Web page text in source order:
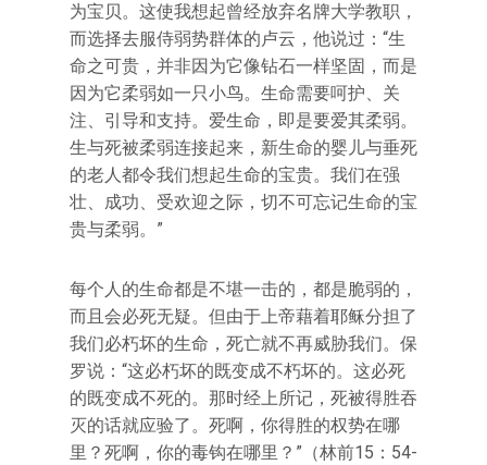
为宝贝。这使我想起曾经放弃名牌大学教职，
而选择去服侍弱势群体的卢云，他说过：“生
命之可贵，并非因为它像钻石一样坚固，而是
因为它柔弱如一只小鸟。生命需要呵护、关
注、引导和支持。爱生命，即是要爱其柔弱。
生与死被柔弱连接起来，新生命的婴儿与垂死
的老人都令我们想起生命的宝贵。我们在强
壮、成功、受欢迎之际，切不可忘记生命的宝
贵与柔弱。”
每个人的生命都是不堪一击的，都是脆弱的，
而且会必死无疑。但由于上帝藉着耶稣分担了
我们必朽坏的生命，死亡就不再威胁我们。保
罗说：“这必朽坏的既变成不朽坏的。这必死
的既变成不死的。那时经上所记，死被得胜吞
灭的话就应验了。死啊，你得胜的权势在哪
里？死啊，你的毒钩在哪里？”（林前15：54-